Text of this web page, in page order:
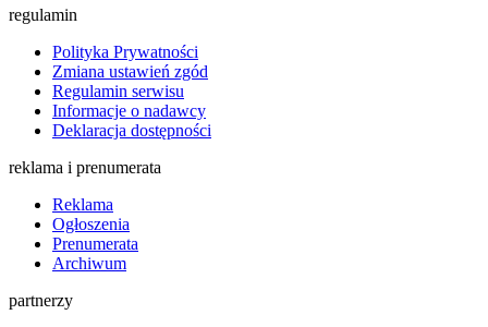
regulamin
Polityka Prywatności
Zmiana ustawień zgód
Regulamin serwisu
Informacje o nadawcy
Deklaracja dostępności
reklama i prenumerata
Reklama
Ogłoszenia
Prenumerata
Archiwum
partnerzy